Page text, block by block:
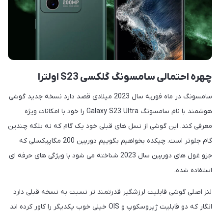
چهره احتمالی سامسونگ گلکسی S23 اولترا
سامسونگ در ماه فوریه سال 2023 میلادی قصد دارد نسخه جدید گوشی
هوشمند با نام سامسونگ Galaxy S23 Ultra را خود با امکانات ویژه
معرفی کند. این گوشی از نسل های قبلی خود یک گام که نه بلکه چندین
گام جلوتر است. چیکده بخواهیم بگوییم دوربین 200 مگاپیکسلی که
جزو غول های دوربین سال 2023 شناخته می شود با ویژگی های حرفه ای
استفاده شده.
لنز اصلی گوشی قابلیت لرزشگیر قدرتمند تر نسبت به نسخه قبلی دارد
انگار که دو قابلیت ژیروسکوپ و OIS خیلی خوب یکدیگر را کاور کرده اند